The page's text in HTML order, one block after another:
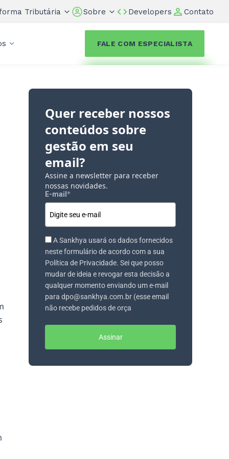
Tributária Sobre Developers Contato
FALE COM ESPECIALISTA
Quer receber nossos
conteúdos sobre
gestão em seu
email?
Assine a newsletter para receber
nossas novidades.
E-mail *
A Sankhya usará os dados fornecidos
neste formulário de acordo com a sua
Política de Privacidade. Sei que posso
mudar de ideia e revogar esta decisão a
qualquer momento enviando um e-mail
para dpo@sankhya.com.br (esse email
não recebe pedidos de orça
Assinar